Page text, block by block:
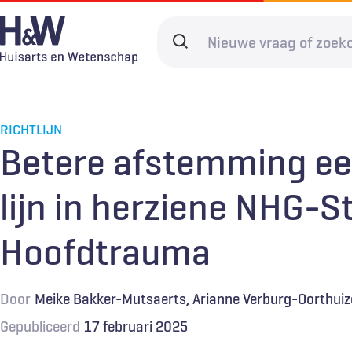
Overslaan
en
naar
gaan
Search
Spoedzorg
Digitale zorg Levenseinde
Abonneren
RICHTLIJN
Betere afstemming
lijn in herziene NHG-
Hoofdtrauma
Door Meike Bakker-Mutsaerts Arianne Verburg-
Gepubliceerd 17 februari 2025